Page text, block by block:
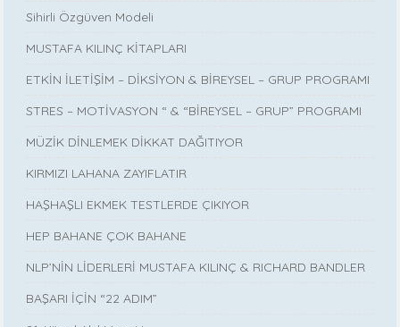
Sihirli Özgüven Modeli
MUSTAFA KILINÇ KİTAPLARI
ETKİN İLETİŞİM – DİKSİYON & BİREYSEL – GRUP PROGRAMI
STRES – MOTİVASYON “ & “BİREYSEL – GRUP” PROGRAMI
MÜZİK DİNLEMEK DİKKAT DAĞITIYOR
KIRMIZI LAHANA ZAYIFLATIR
HAŞHAŞLI EKMEK TESTLERDE ÇIKIYOR
HEP BAHANE ÇOK BAHANE
NLP’NİN LİDERLERİ MUSTAFA KILINÇ & RICHARD BANDLER
BAŞARI İÇİN “22 ADIM”